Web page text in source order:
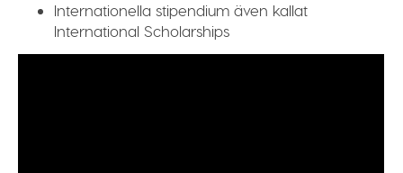
Internationella stipendium även kallat
International Scholarships